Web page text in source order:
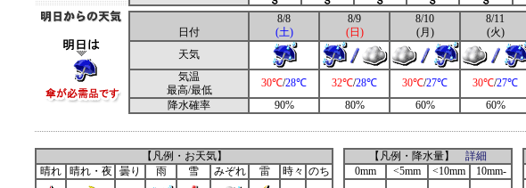
日付
8/8
(土)
8/9
(日)
8/10
(月)
8/11
(火)
天気
気温
最高/最低
30℃/28℃ 32℃/28℃ 30℃/27℃ 30℃/27℃
降水確率
90% 80% 60% 60%
【凡例・お天気】
晴れ
晴れ・夜 曇り 雨 雪 みぞれ 雷 時々 のち
【凡例・降水量】 詳細
0mm
<5mm <10mm 10mm-